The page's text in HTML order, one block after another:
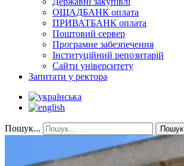
ОЩАДБАНК оплата
ПРИВАТБАНК оплата
Поштовий сервер
Програмне забезпечення
Інституційний репозитарій
Сайти університету
Запитати у ректора
Пошук... Пошук